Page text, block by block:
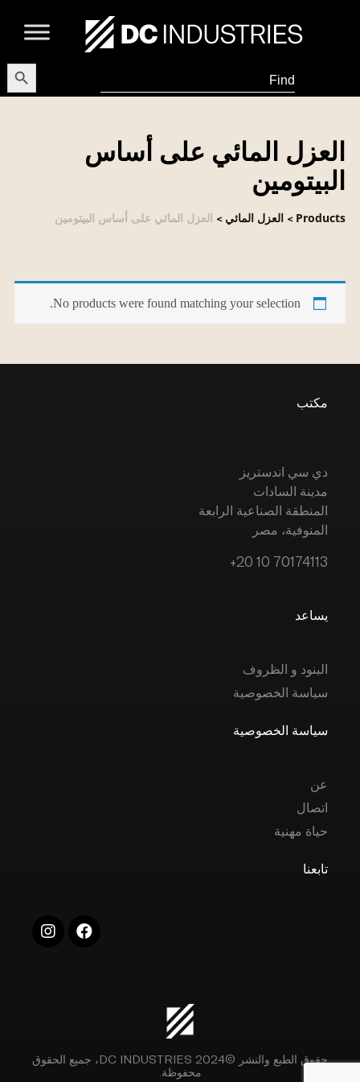
Search
for:
Button
العزل المائي على أساس
البيتومين
Products
> العزل المائي > العزل المائي على أساس البيتومين
No products were found matching your selection.
مكتب
دي سي اندستريز
مدينة السادات
المنطقة الصناعية الرابعة
المنوفية، مصر
+20 10 70174113
يساعد
البنود و الظروف
سياسة الخصوصية
سياسة الخصوصية
عن
اتصال
حياة مهنية
تابعنا
حقوق الطبع والنشر ©2024 DC INDUSTRIES، جميع الحقوق
محفوظة.